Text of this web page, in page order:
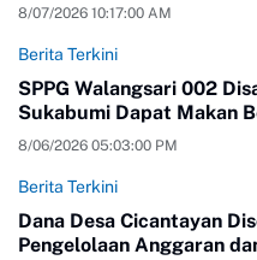
8/07/2026 10:17:00 AM
Berita Terkini
SPPG Walangsari 002
Sukabumi Dapat Makan
8/06/2026 05:03:00 PM
Berita Terkini
Dana Desa Cicantayan
Pengelolaan Anggaran